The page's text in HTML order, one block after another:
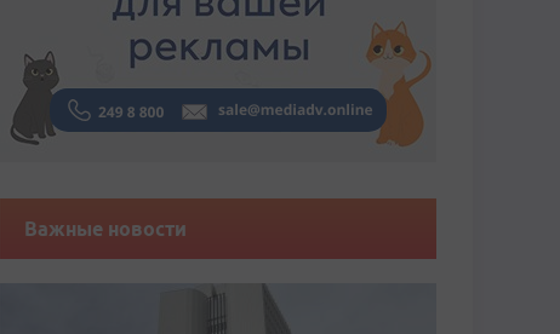
Важные новости